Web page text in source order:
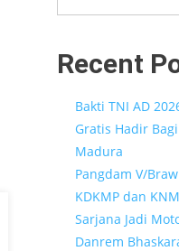
Recent
Bakti TNI AD
Gratis Hadir
Madura
Pangdam V/
KDKMP dan
Sarjana Jadi
Danrem